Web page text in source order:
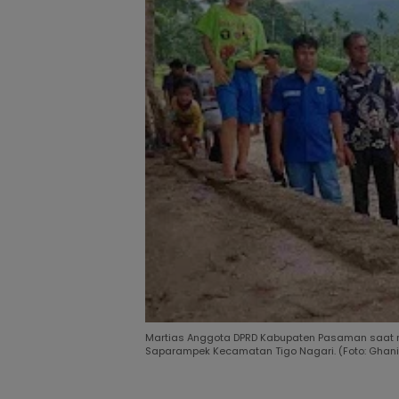
Martias Anggota DPRD Kabupaten Pasaman
Saparampek Kecamatan Tigo Nagari. (Foto: